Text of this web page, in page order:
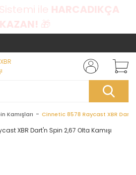
ile HARCADIKÇA
KAZAN! 🎁
Kamışları Cinnetic 8578 Raycast XBR